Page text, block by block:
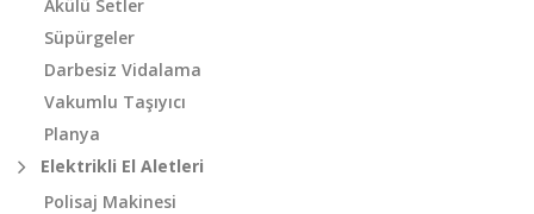
Akülü Setler
Süpürgeler
Darbesiz Vidalama
Vakumlu Taşıyıcı
Planya
Elektrikli El Aletleri
Polisaj Makinesi